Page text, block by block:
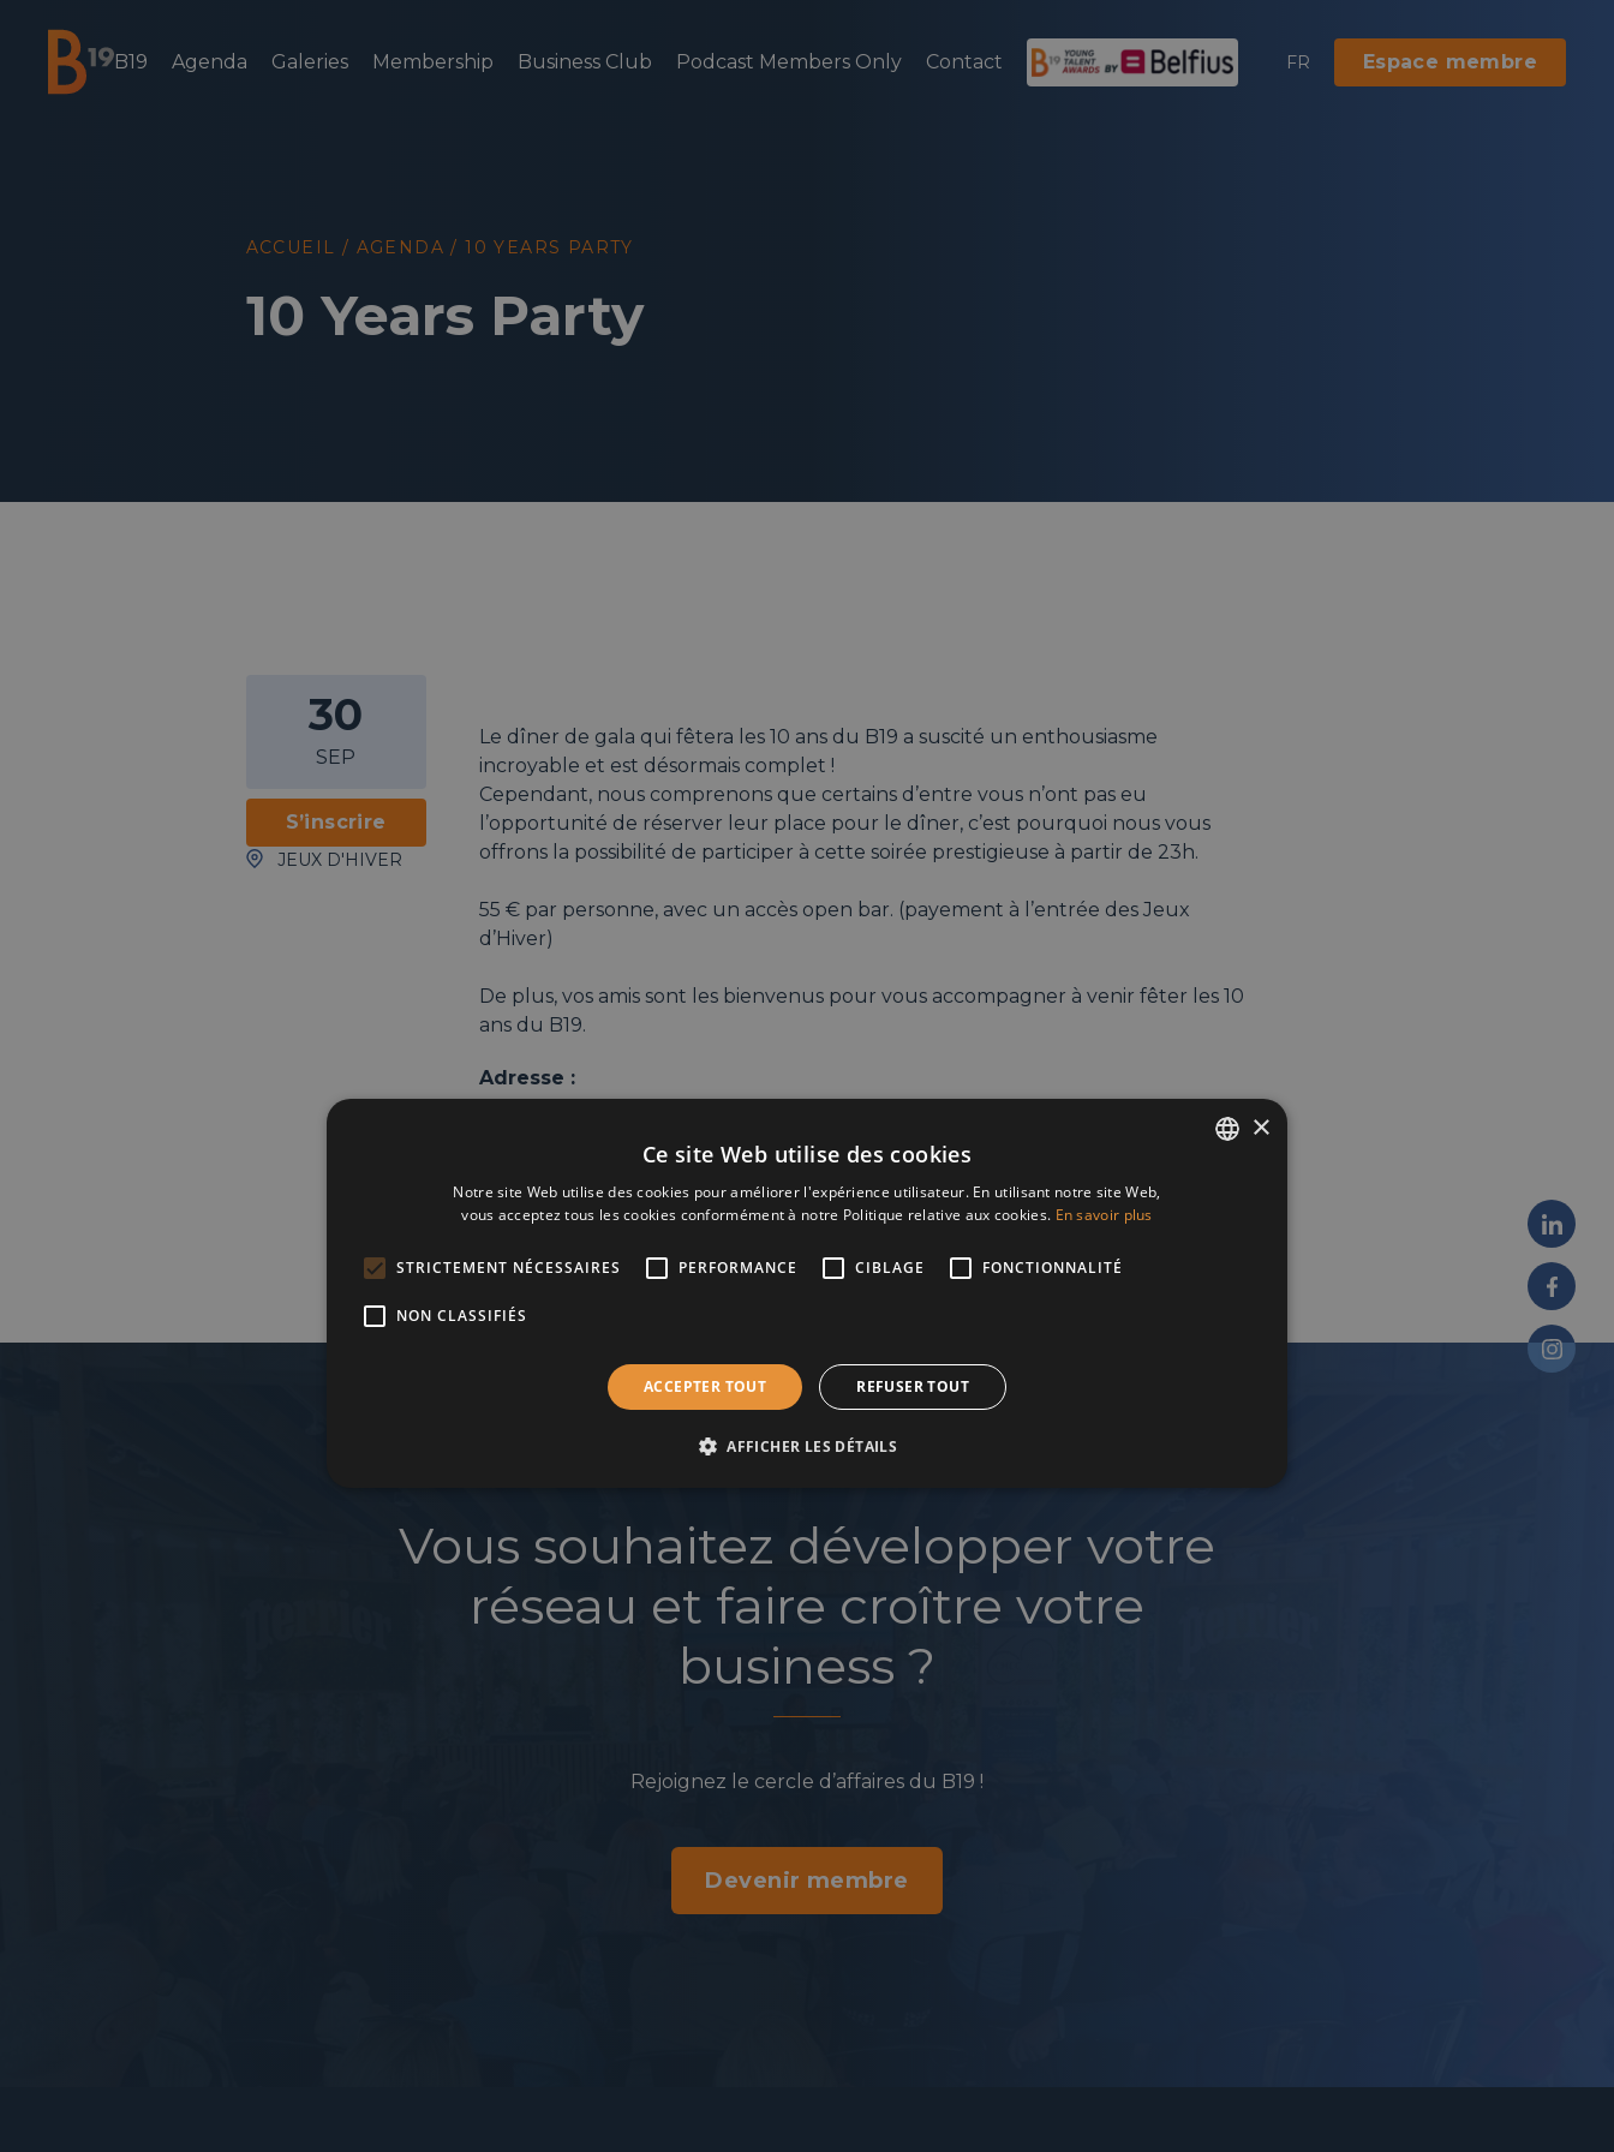
National Business Club & Networking
B19 Agenda Galeries Membership Business Club Podcast Members Only Contact FR Espace membre
ACCUEIL / AGENDA /10 YEARS PARTY
10 Years Party
30
SEP
S’inscrire
JEUX D'HIVER
Le dîner de gala qui fêtera les 10 ans du B19 a suscité un enthousiasme
incroyable et est désormais complet !
Cependant, nous comprenons que certains d’entre vous n’ont pas eu
l’opportunité de réserver leur place pour le dîner, c’est pourquoi nous vous
offrons la possibilité de participer à cette soirée prestigieuse à partir de 23h.
55 € par personne, avec un accès open bar. (payement à l’entrée des Jeux
d’Hiver)
De plus, vos amis sont les bienvenus pour vous accompagner à venir fêter les 10
ans du B19.
Adresse :
Vous souhaitez développer votre
réseau et faire croître votre
business ?
Rejoignez le cercle d’affaires du B19 !
Devenir membre
×
Ce site Web utilise des cookies
Notre site Web utilise des cookies pour améliorer l'expérience utilisateur. En utilisant notre site Web,
vous acceptez tous les cookies conformément à notre Politique relative aux cookies. En savoir plus
STRICTEMENT NÉCESSAIRES PERFORMANCE CIBLAGE FONCTIONNALITÉ
NON CLASSIFIÉS
ACCEPTER TOUT REFUSER TOUT
AFFICHER LES DÉTAILS